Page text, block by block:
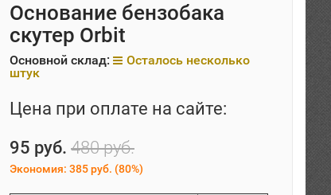
Основание бензобака
скутер Orbit
Основной склад:
Осталось несколько
штук
Цена при оплате на сайте:
95 руб. 480 руб.
Экономия: 385 руб. (80%)